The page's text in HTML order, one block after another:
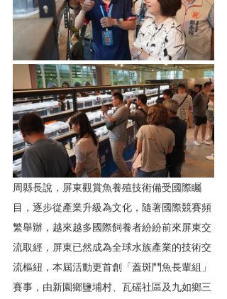
周縣長說，屏東觀賞魚養殖技術備受國際矚
目，逐步從產業升級為文化，隨著國際競賽頻
繁舉辦，越來越多國際飼養者紛紛前來屏東交
流取經，屏東已然成為全球水族產業的技術交
流樞紐，本屆活動更首創「蓋斑鬥魚長輩組」
賽事，由新園鄉鹽埔村、瓦磘社區及九如鄉三